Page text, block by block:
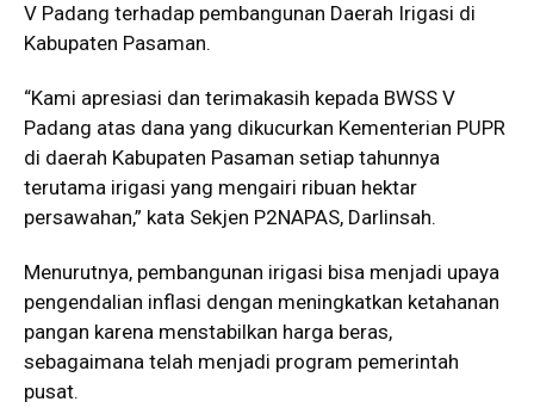
V Padang terhadap pembangunan Daerah Irigasi di
Kabupaten Pasaman.
“Kami apresiasi dan terimakasih kepada BWSS V
Padang atas dana yang dikucurkan Kementerian PUPR
di daerah Kabupaten Pasaman setiap tahunnya
terutama irigasi yang mengairi ribuan hektar
persawahan,” kata Sekjen P2NAPAS, Darlinsah.
Menurutnya, pembangunan irigasi bisa menjadi upaya
pengendalian inflasi dengan meningkatkan ketahanan
pangan karena menstabilkan harga beras,
sebagaimana telah menjadi program pemerintah
pusat.